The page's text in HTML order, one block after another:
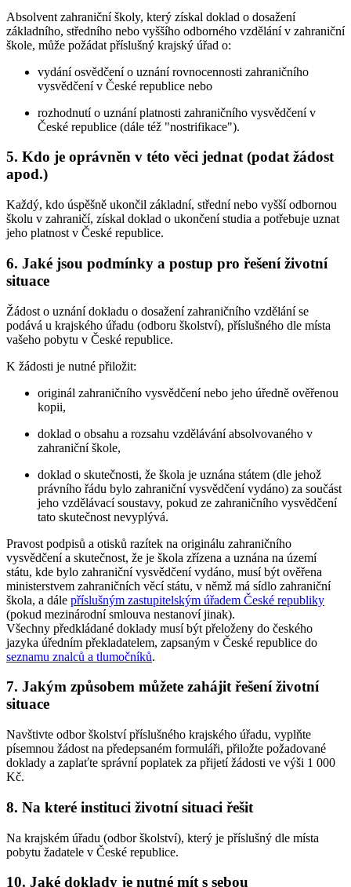
Absolvent zahraniční školy, který získal doklad o dosažení
základního, středního nebo vyššího odborného vzdělání v zahraniční
škole, může požádat příslušný krajský úřad o:
vydání osvědčení o uznání rovnocennosti zahraničního
vysvědčení v České republice nebo
rozhodnutí o uznání platnosti zahraničního vysvědčení v
České republice (dále též "nostrifikace").
5. Kdo je oprávněn v této věci jednat (podat žádost
apod.)
Každý, kdo úspěšně ukončil základní, střední nebo vyšší odbornou
školu v zahraničí, získal doklad o ukončení studia a potřebuje uznat
jeho platnost v České republice.
6. Jaké jsou podmínky a postup pro řešení životní
situace
Žádost o uznání dokladu o dosažení zahraničního vzdělání se
podává u krajského úřadu (odboru školství), příslušného dle místa
vašeho pobytu v České republice.
K žádosti je nutné přiložit:
originál zahraničního vysvědčení nebo jeho úředně ověřenou
kopii,
doklad o obsahu a rozsahu vzdělávání absolvovaného v
zahraniční škole,
doklad o skutečnosti, že škola je uznána státem (dle jehož
právního řádu bylo zahraniční vysvědčení vydáno) za součást
jeho vzdělávací soustavy, pokud ze zahraničního vysvědčení
tato skutečnost nevyplývá.
Pravost podpisů a otisků razítek na originálu zahraničního
vysvědčení a skutečnost, že je škola zřízena a uznána na území
státu, kde bylo zahraniční vysvědčení vydáno, musí být ověřena
ministerstvem zahraničních věcí státu, v němž má sídlo zahraniční
škola, a dále příslušným zastupitelským úřadem České republiky
(pokud mezinárodní smlouva nestanoví jinak).
Všechny předkládané doklady musí být přeloženy do českého
jazyka úředním překladatelem, zapsaným v České republice do
seznamu znalců a tlumočníků.
7. Jakým způsobem můžete zahájit řešení životní
situace
Navštivte odbor školství příslušného krajského úřadu, vyplňte
písemnou žádost na předepsaném formuláři, přiložte požadované
doklady a zaplaťte správní poplatek za přijetí žádosti ve výši 1 000
Kč.
8. Na které instituci životní situaci řešit
Na krajském úřadu (odbor školství), který je příslušný dle místa
pobytu žadatele v České republice.
10. Jaké doklady je nutné mít s sebou